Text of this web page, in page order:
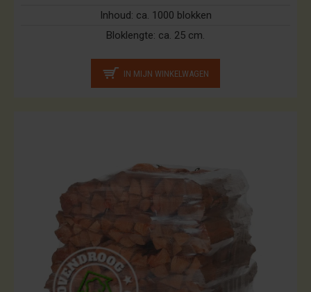
Inhoud: ca. 1000 blokken
Bloklengte: ca. 25 cm.
IN MIJN WINKELWAGEN